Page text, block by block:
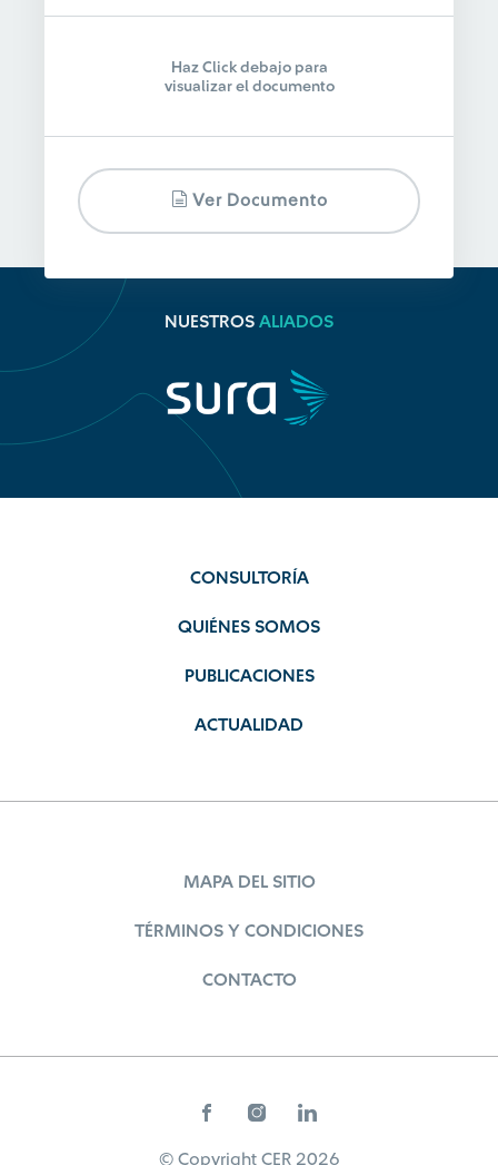
Haz Click debajo para
visualizar el documento
Ver Documento
NUESTROS ALIADOS
CONSULTORÍA
QUIÉNES SOMOS
PUBLICACIONES
ACTUALIDAD
MAPA DEL SITIO
TÉRMINOS Y CONDICIONES
CONTACTO
© Copyright CER 2026